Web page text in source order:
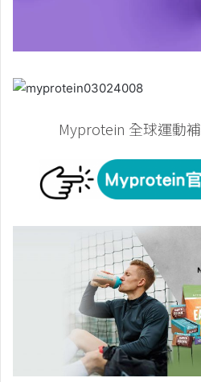
Myprotein 全球運動